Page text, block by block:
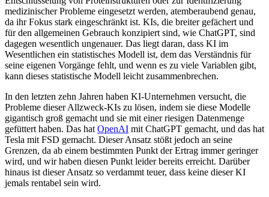
medizinischer Probleme eingesetzt werden, atemberaubend genau,
da ihr Fokus stark eingeschränkt ist. KIs, die breiter gefächert und
für den allgemeinen Gebrauch konzipiert sind, wie ChatGPT, sind
dagegen wesentlich ungenauer. Das liegt daran, dass KI im
Wesentlichen ein statistisches Modell ist, dem das Verständnis für
seine eigenen Vorgänge fehlt, und wenn es zu viele Variablen gibt,
kann dieses statistische Modell leicht zusammenbrechen.
In den letzten zehn Jahren haben KI-Unternehmen versucht, die
Probleme dieser Allzweck-KIs zu lösen, indem sie diese Modelle
gigantisch groß gemacht und sie mit einer riesigen Datenmenge
gefüttert haben. Das hat OpenAI mit ChatGPT gemacht, und das hat
Tesla mit FSD gemacht. Dieser Ansatz stößt jedoch an seine
Grenzen, da ab einem bestimmten Punkt der Ertrag immer geringer
wird, und wir haben diesen Punkt leider bereits erreicht. Darüber
hinaus ist dieser Ansatz so verdammt teuer, dass keine dieser KI
jemals rentabel sein wird.